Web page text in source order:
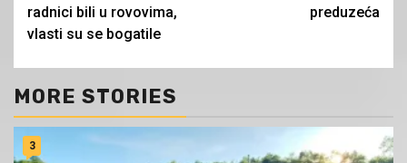
radnici bili u rovovima,
vlasti su se bogatile
preduzeća
MORE STORIES
3